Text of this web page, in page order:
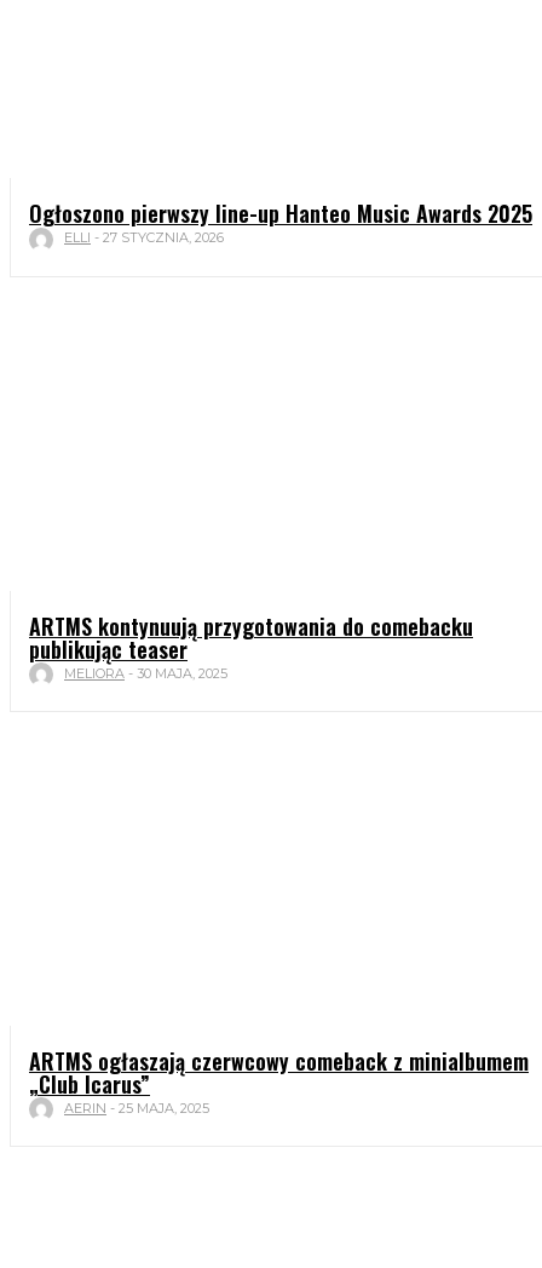
Ogłoszono pierwszy line-up Hanteo Music Awards 2025
ELLI - 27 STYCZNIA, 2026
ARTMS kontynuują przygotowania do comebacku
publikując teaser
MELIORA - 30 MAJA, 2025
ARTMS ogłaszają czerwcowy comeback z minialbumem
„Club Icarus”
AERIN - 25 MAJA, 2025